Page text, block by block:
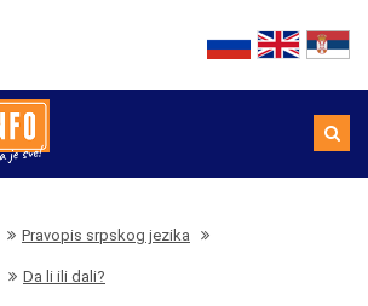
Pravopis srpskog jezika
Da li ili dali?